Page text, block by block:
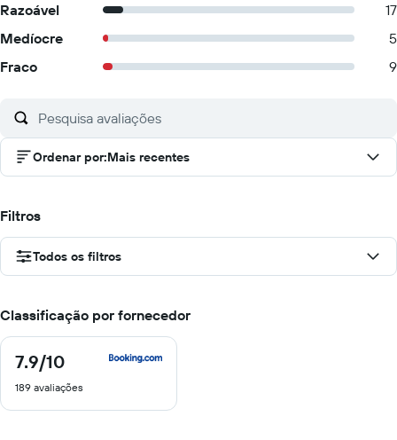
Razoável
17
Medíocre
5
Fraco
9
Ordenar por:Mais recentes
Filtros
Todos os filtros
Classificação por fornecedor
7.9/10
7.9
10
189 avaliações